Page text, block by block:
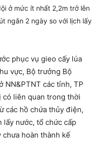
ở mức ít nhất 2,2m trở lên
ngắn 2 ngày so với lịch lấy
phục vụ gieo cấy lúa
vực, Bộ trưởng Bộ
NN&PTNT các tỉnh, TP
có liên quan trong thời
các hồ chứa thủy điện,
lấy nước, tổ chức cấp
hoàn thành kế